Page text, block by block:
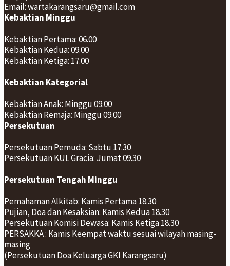
Email: wartakarangsaru@gmail.com
Kebaktian Minggu
Kebaktian Pertama: 06.00
Kebaktian Kedua: 09.00
Kebaktian Ketiga: 17.00
Kebaktian Kategorial
Kebaktian Anak: Minggu 09.00
Kebaktian Remaja: Minggu 09.00
Persekutuan
Persekutuan Pemuda: Sabtu 17.30
Persekutuan KUL Gracia: Jumat 09.30
Persekutuan Tengah Minggu
Pemahaman Alkitab: Kamis Pertama 18.30
Pujian, Doa dan Kesaksian: Kamis Kedua 18.30
Persekutuan Komisi Dewasa: Kamis Ketiga 18.30
PERSAKKA : Kamis Keempat waktu sesuai wilayah masing-
masing
(Persekutuan Doa Keluarga GKI Karangsaru)